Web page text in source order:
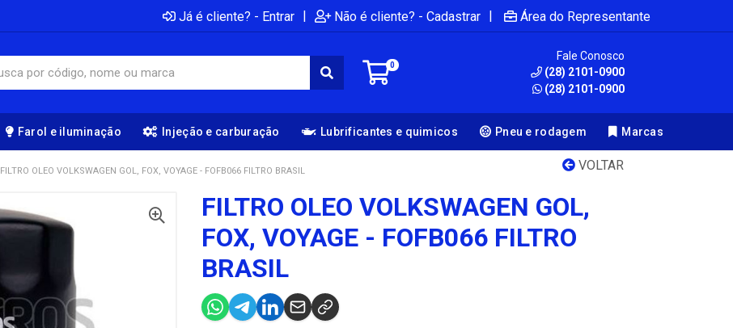
Já é cliente? - Entrar | Não é cliente? - Cadastrar | Área do Representante
0
Fale Conosco
(28) 2101-0900
(28) 2101-0900
Farol e iluminação Injeção e carburação Lubrificantes e quimicos Pneu e rodagem Marcas
VOLTAR
FILTRO OLEO VOLKSWAGEN GOL, FOX, VOYAGE - FOFB066 FILTRO BRASIL
FILTRO OLEO VOLKSWAGEN GOL,
FOX, VOYAGE - FOFB066 FILTRO
BRASIL